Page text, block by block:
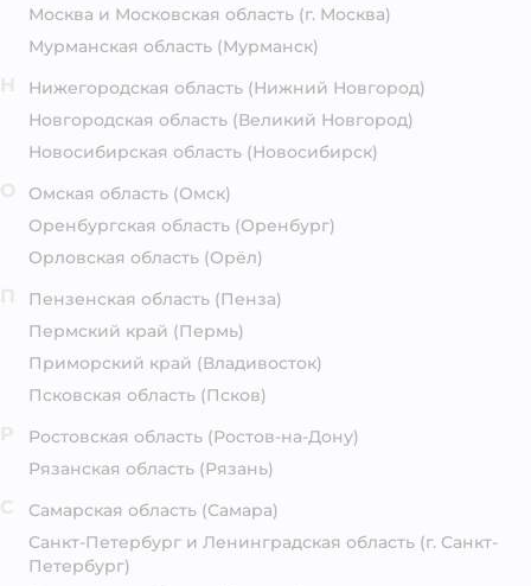
Москва и Московская область (г. Москва)
Мурманская область (Мурманск)
Нижегородская область (Нижний Новгород)
Новгородская область (Великий Новгород)
Новосибирская область (Новосибирск)
Омская область (Омск)
Оренбургская область (Оренбург)
Орловская область (Орёл)
Пензенская область (Пенза)
Пермский край (Пермь)
Приморский край (Владивосток)
Псковская область (Псков)
Ростовская область (Ростов-на-Дону)
Рязанская область (Рязань)
Самарская область (Самара)
Санкт-Петербург и Ленинградская область (г. Санкт-
Петербург)